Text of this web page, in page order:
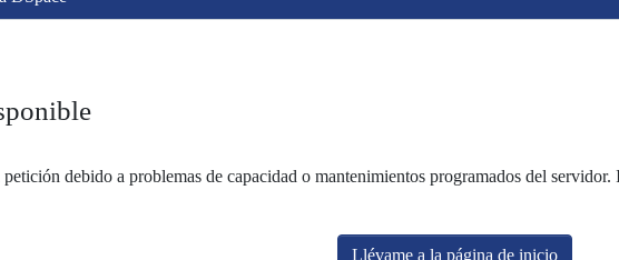
petición debido a problemas de capacidad o mantenimientos programados del
Llévame a la página de inicio